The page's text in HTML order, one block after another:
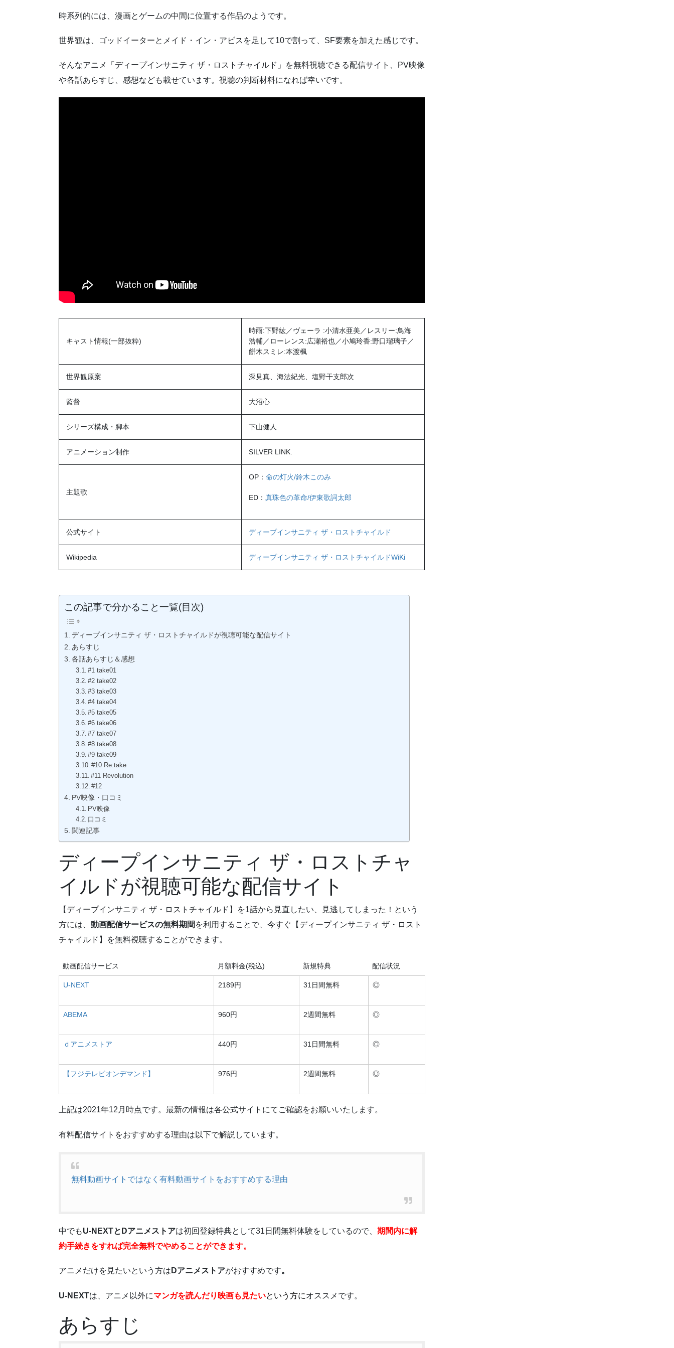
時系列的には、漫画とゲームの中間に位置する作品のようです。
世界観は、ゴッドイーターとメイド・イン・アビスを足して10で割って、SF要素を加えた感じです。
そんなアニメ「ディープインサニティ ザ・ロストチャイルド」を無料視聴できる配信サイト、PV映像
や各話あらすじ、感想なども載せています。視聴の判断材料になれば幸いです。
キャスト情報(一部抜粋)
時雨:下野紘／ヴェーラ :小清水亜美／レスリー:鳥海
浩輔／ローレンス:広瀬裕也／小鳩玲香:野口瑠璃子／
餅木スミレ:本渡楓
世界観原案 深見真、海法紀光、塩野干支郎次
監督 大沼心
シリーズ構成・脚本 下山健人
アニメーション制作 SILVER LINK.
主題歌
OP： 命の灯火/鈴木このみ
ED： 真珠色の革命/伊東歌詞太郎
公式サイト ディープインサニティ ザ・ロストチャイルド
Wikipedia ディープインサニティ ザ・ロストチャイルドWiKi
この記事で分かること一覧(目次)
ディープインサニティ ザ・ロストチャイルドが視聴可能な配信サイト
あらすじ
各話あらすじ＆感想
#1 take01
#2 take02
#3 take03
#4 take04
#5 take05
#6 take06
#7 take07
#8 take08
#9 take09
#10 Re:take
#11 Revolution
#12
PV映像・口コミ
PV映像
口コミ
関連記事
ディープインサニティ ザ・ロストチャ
イルドが視聴可能な配信サイト
【ディープインサニティ ザ・ロストチャイルド】を1話から見直したい、見逃してしまった！という
方には、 動画配信サービスの無料期間 を利用することで、今すぐ【ディープインサニティ ザ・ロスト
チャイルド】を無料視聴することができます。
動画配信サービス 月額料金(税込) 新規特典 配信状況
U-NEXT 2189円 31日間無料 ◎
ABEMA 960円 2週間無料 ◎
ｄアニメストア 440円 31日間無料 ◎
【フジテレビオンデマンド】 976円 2週間無料 ◎
上記は2021年12月時点です。最新の情報は各公式サイトにてご確認をお願いいたします。
有料配信サイトをおすすめする理由は以下で解説しています。
無料動画サイトではなく有料動画サイトをおすすめする理由
中でもU-NEXTとDアニメストアは初回登録特典として31日間無料体験をしているので、 期間内に解
約手続きをすれば完全無料でやめることができます。
アニメだけを見たいという方は Dアニメストアがおすすめです。
U-NEXTは、アニメ以外にマンガを読んだり映画も見たいという方にオススメです。
あらすじ